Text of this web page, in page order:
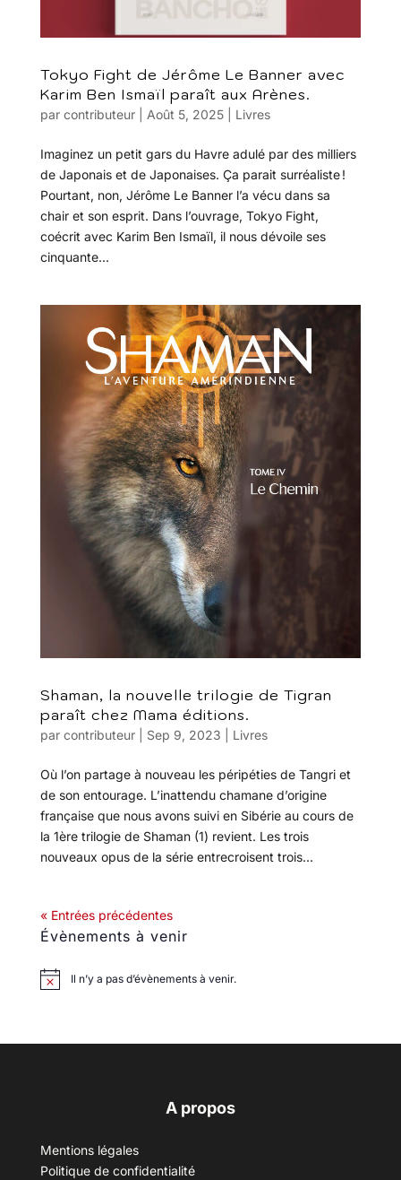
Tokyo Fight de Jérôme Le Banner avec
Karim Ben Ismaïl paraît aux Arènes.
par contributeur| Août 5, 2025| Livres
Imaginez un petit gars du Havre adulé par des milliers
de Japonais et de Japonaises. Ça parait surréaliste !
Pourtant, non, Jérôme Le Banner l’a vécu dans sa
chair et son esprit. Dans l’ouvrage, Tokyo Fight,
coécrit avec Karim Ben Ismaïl, il nous dévoile ses
cinquante...
Shaman, la nouvelle trilogie de Tigran
paraît chez Mama éditions.
par contributeur| Sep 9, 2023 Livres
Où l’on partage à nouveau les péripéties de Tangri et
de son entourage. L’inattendu chamane d’origine
française que nous avons suivi en Sibérie au cours de
la 1ère trilogie de Shaman (1) revient. Les trois
nouveaux opus de la série entrecroisent trois...
« Entrées précédentes
Évènements à venir
Il n’y a pas d’évènements à venir.
A propos
Mentions légales
Politique de confidentialité